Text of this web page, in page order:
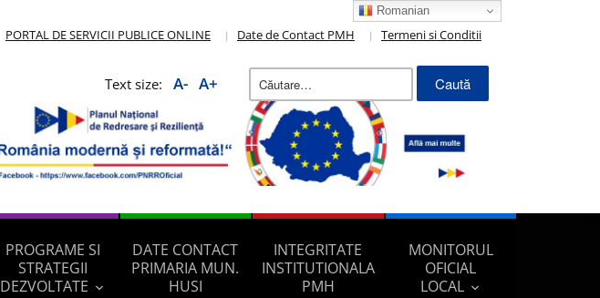
PORTAL DE SERVICII PUBLICE ONLINE Date de Contact PMH Termeni si Conditii
Text size: A- A+
Caută
după:
PROGRAME SI
STRATEGII
DEZVOLTATE
DATE CONTACT
PRIMARIA MUN.
HUSI
INTEGRITATE
INSTITUTIONALA
PMH
MONITORUL
OFICIAL
LOCAL
Romanian